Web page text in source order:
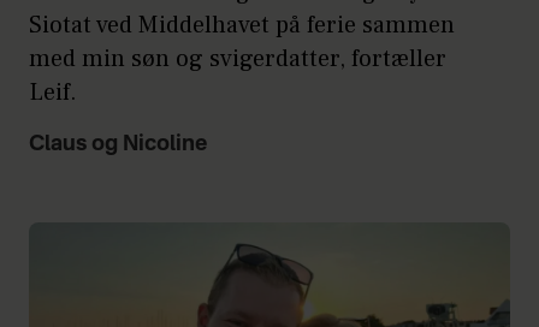
Siotat ved Middelhavet på ferie sammen
med min søn og svigerdatter, fortæller
Leif.
Claus og Nicoline